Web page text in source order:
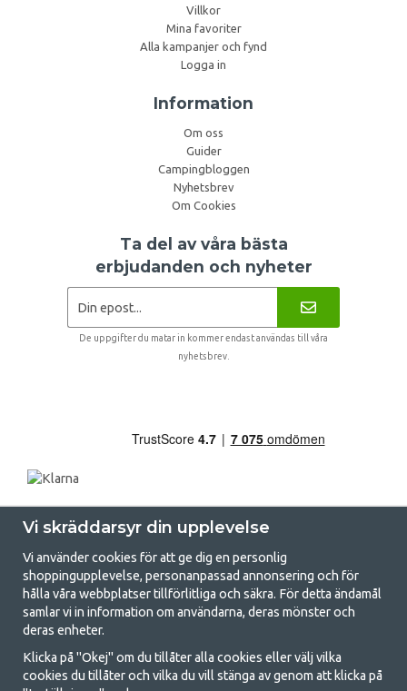
Villkor
Mina favoriter
Alla kampanjer och fynd
Logga in
Information
Om oss
Guider
Campingbloggen
Nyhetsbrev
Om Cookies
Ta del av våra bästa
erbjudanden och nyheter
De uppgifter du matar in kommer endast användas till våra
nyhetsbrev.
GetCamping.se - Din butik för camping
och uteliv
Att campa kan antingen vara en livsstil eller ett sätt att samla familjen
Vi skräddarsyr din upplevelse
Vi använder cookies för att ge dig en personlig
shoppingupplevelse, personanpassad annonsering och för
hålla våra webbplatser tillförlitliga och säkra. För detta ändamål
samlar vi in information om användarna, deras mönster och
deras enheter.
Klicka på "Okej" om du tillåter alla cookies eller välj vilka
cookies du tillåter och vilka du vill stänga av genom att klicka på